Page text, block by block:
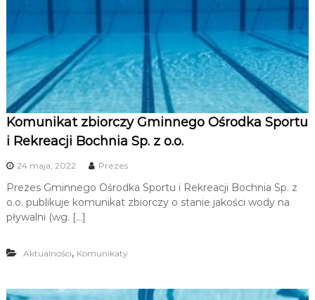
i
R
e
k
e
a
Komunikat zbiorczy Gminnego Ośrodka Sportu
i Rekreacji Bochnia Sp. z o.o.
24 maja, 2022 Prezes
Prezes Gminnego Ośrodka Sportu i Rekreacji Bochnia Sp. z
o.o. publikuje komunikat zbiorczy o stanie jakości wody na
pływalni (wg. […]
Aktualności, Komunikaty